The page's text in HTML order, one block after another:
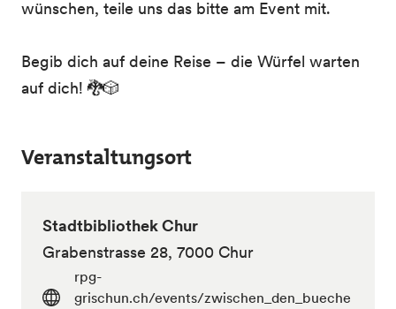
wünschen, teile uns das bitte am Event mit.
Begib dich auf deine Reise – die Würfel warten
auf dich! 🐉🎲
Veranstaltungsort
Stadtbibliothek Chur
Grabenstrasse 28, 7000 Chur
rpg-
grischun.ch/events/zwischen_den_bueche